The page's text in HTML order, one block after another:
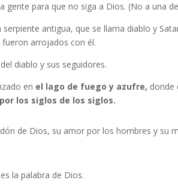
gente para que no siga a Dios. (No a una
antigua, que se llama diablo y
arrojados con él.
diablo y sus seguidores.
en el lago de fuego y azufre, donde
los siglos de los siglos.
de Dios, su amor por los hombres y su
la palabra de Dios.